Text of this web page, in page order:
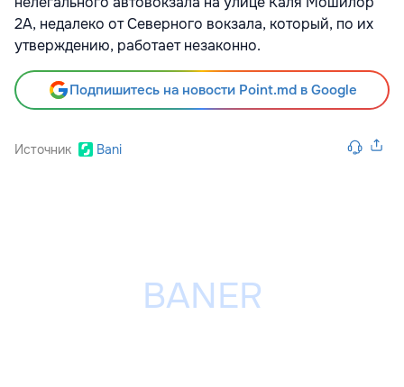
2А, недалеко от Северного вокзала, который, по их
утверждению, работает незаконно.
Подпишитесь на новости Point.md в Google
Источник Bani